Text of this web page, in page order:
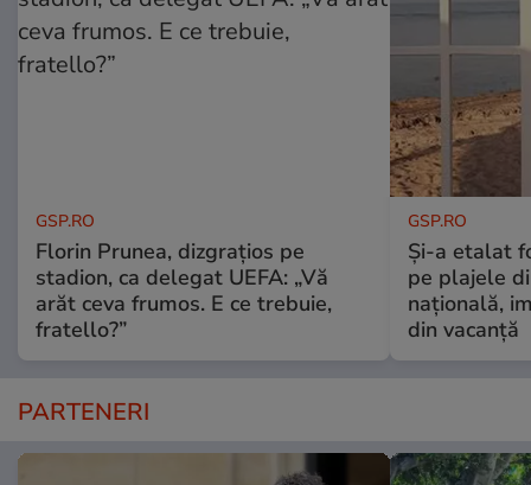
GSP.RO
Florin Prunea, dizgrațios pe
stadion, ca delegat UEFA: „Vă
arăt ceva frumos. E ce trebuie,
fratello?”
GSP.RO
Și-a etalat
pe plajele
națională,
din vacanță
PARTENERI